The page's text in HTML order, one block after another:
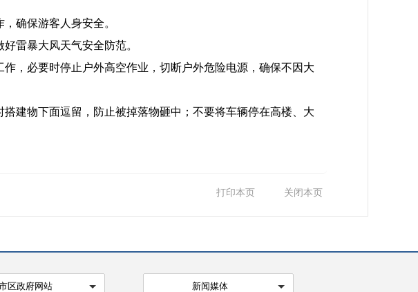
确保游客人身安全。
雷暴大风天气安全防范。
必要时停止户外高空作业，切断户外危险电源，确保不因大
物下面逗留，防止被掉落物砸中；不要将车辆停在高楼、大
打印本页 关闭本页
区政府网站 新闻媒体